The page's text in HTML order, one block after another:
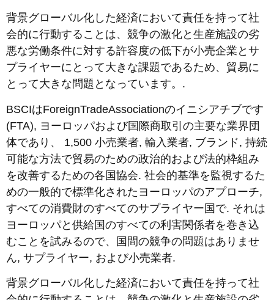
背景グローバル化した経済において責任を持って社
会的に行動することは、競争の激化と生産施設の劣
悪な労働条件に対する許容度の低下が小売企業とサ
プライヤーにとって大きな課題であるため、貿易に
とって大きな問題となっています。.
BSCIはForeignTradeAssociationのイニシアチブです
(FTA), ヨーロッパおよび国際商取引の主要な業界団
体であり、 1,500 小売業者, 輸入業者, ブランド, 持続
可能な方法で貿易のための政治的および法的枠組み
を改善するための各国協会. 社会的基準を監視するた
めの一般的で標準化されたヨーロッパのアプローチ,
すべての消費財のすべてのサプライヤー国で. それは
ヨーロッパと供給国のすべての利害関係者を巻き込
むことを試みるので、国間の競争の問題はありませ
ん, サプライヤー, および小売業者.
背景グローバル化した経済において責任を持って社